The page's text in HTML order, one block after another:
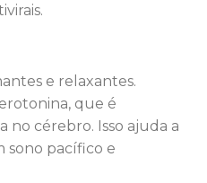
e relaxantes.
que é
no cérebro. Isso ajuda a
sono pacífico e